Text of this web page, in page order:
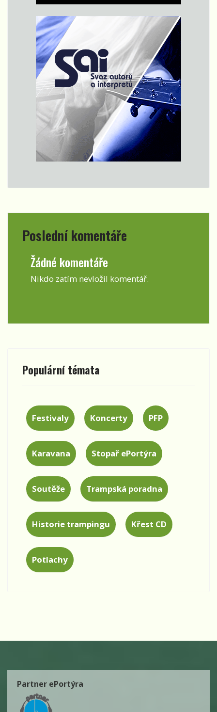
Poslední komentáře
Žádné komentáře
Nikdo zatím nevložil komentář.
Populární témata
Festivaly Koncerty PFP
Karavana Stopař ePortýra
Soutěže Trampská poradna
Historie trampingu Křest CD
Potlachy
Partner ePortýra